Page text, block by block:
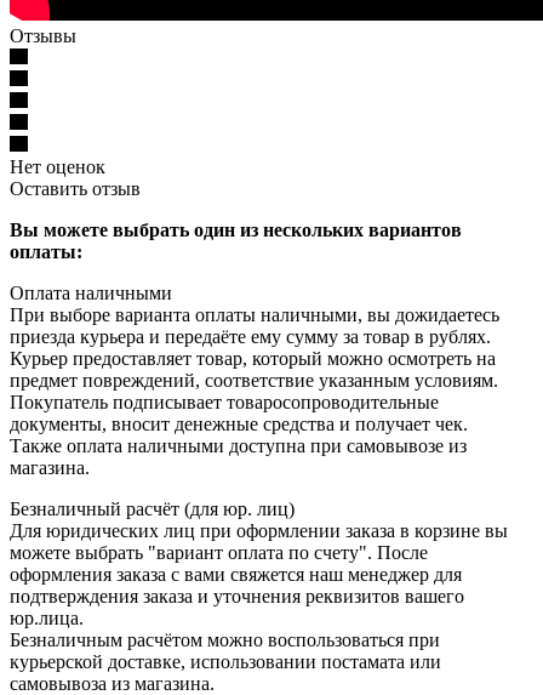
Отзывы
Нет оценок
Оставить отзыв
Вы можете выбрать один из нескольких вариантов
оплаты:
Оплата наличными
При выборе варианта оплаты наличными, вы дожидаетесь
приезда курьера и передаёте ему сумму за товар в рублях.
Курьер предоставляет товар, который можно осмотреть на
предмет повреждений, соответствие указанным условиям.
Покупатель подписывает товаросопроводительные
документы, вносит денежные средства и получает чек.
Также оплата наличными доступна при самовывозе из
магазина.
Безналичный расчёт (для юр. лиц)
Для юридических лиц при оформлении заказа в корзине вы
можете выбрать "вариант оплата по счету". После
оформления заказа с вами свяжется наш менеджер для
подтверждения заказа и уточнения реквизитов вашего
юр.лица.
Безналичным расчётом можно воспользоваться при
курьерской доставке, использовании постамата или
самовывоза из магазина.